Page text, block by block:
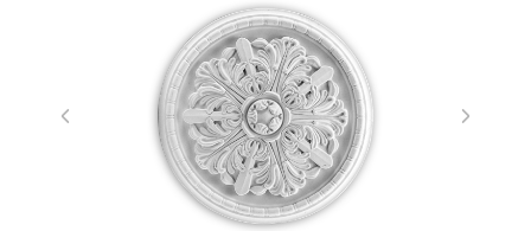
Итого к оплате